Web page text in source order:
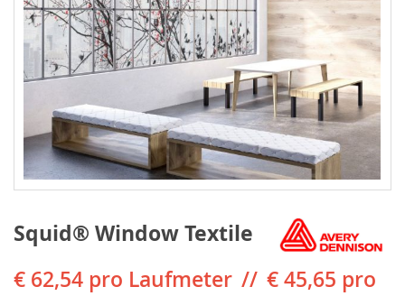
Squid® Window Textile
€ 62,54 pro Laufmeter
€ 45,65 pro